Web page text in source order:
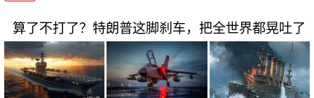
算了不打了？特朗普这脚刹车，把全世界都晃吐了